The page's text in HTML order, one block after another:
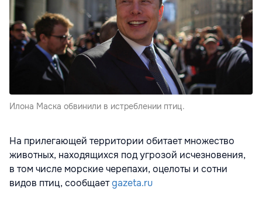
Илона Маска обвинили в истреблении птиц.
На прилегающей территории обитает множество
животных, находящихся под угрозой исчезновения,
в том числе морские черепахи, оцелоты и сотни
видов птиц, сообщаетgazeta.ru